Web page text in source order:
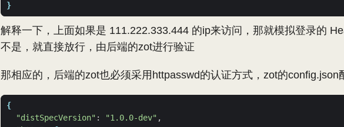
}
解释一下，上面如果是 111.222.333.444 的ip来访问，那就模拟登录的
不是，就直接放行，由后端的zot进行验证
那相应的，后端的zot也必须采用httpasswd的认证方式，zot的config.json
{
"distSpecVersion" : "1.0.0-dev"